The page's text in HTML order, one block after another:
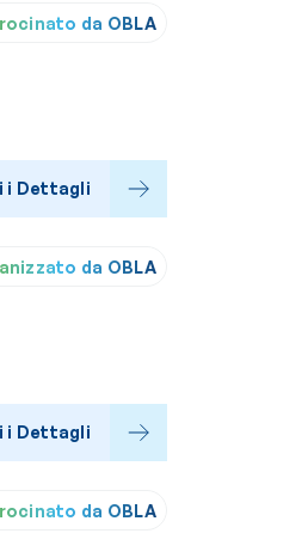
da OBLA
i Dettagli
da OBLA
i Dettagli
da OBLA